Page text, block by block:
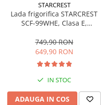
STARCREST
Lada frigorifica STARCREST
SCF-99WHE, Clasa E,
convertibil - functie frigider,
Termostat reglabil, Alb
749,90 RON
649,90 RON
IN STOC
ADAUGA IN COS